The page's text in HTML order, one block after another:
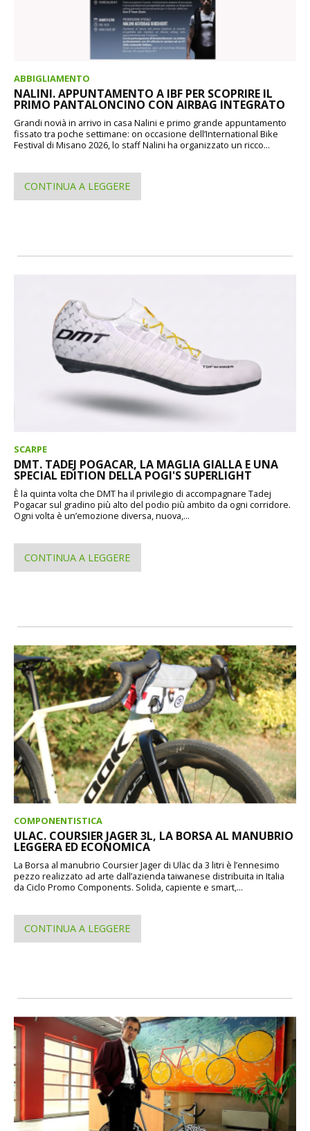
ABBIGLIAMENTO
NALINI. APPUNTAMENTO A IBF PER SCOPRIRE IL
PRIMO PANTALONCINO CON AIRBAG INTEGRATO
Grandi novià in arrivo in casa Nalini e primo grande appuntamento
fissato tra poche settimane: on occasione dell’International Bike
Festival di Misano 2026, lo staff Nalini ha organizzato un ricco...
CONTINUA A LEGGERE
SCARPE
DMT. TADEJ POGACAR, LA MAGLIA GIALLA E UNA
SPECIAL EDITION DELLA POGI'S SUPERLIGHT
È la quinta volta che DMT ha il privilegio di accompagnare Tadej
Pogacar sul gradino più alto del podio più ambito da ogni corridore.
Ogni volta è un’emozione diversa, nuova,...
CONTINUA A LEGGERE
COMPONENTISTICA
ULAC. COURSIER JAGER 3L, LA BORSA AL MANUBRIO
LEGGERA ED ECONOMICA
La Borsa al manubrio Coursier Jager di Uläc da 3 litri è l’ennesimo
pezzo realizzato ad arte dall’azienda taiwanese distribuita in Italia
da Ciclo Promo Components. Solida, capiente e smart,...
CONTINUA A LEGGERE